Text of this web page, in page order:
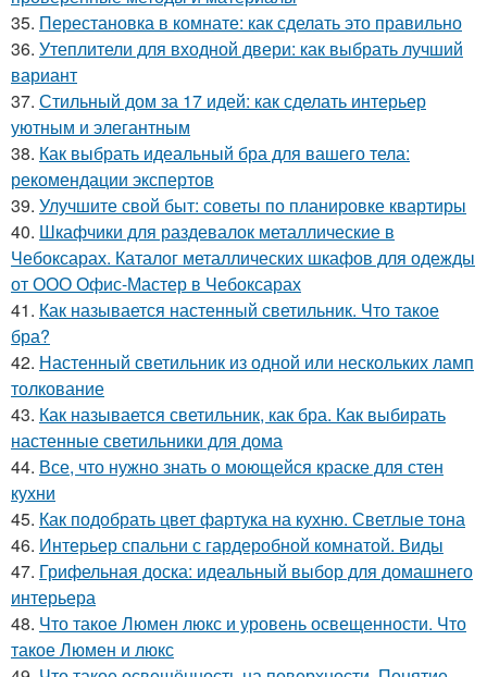
35. Перестановка в комнате: как сделать это правильно
36. Утеплители для входной двери: как выбрать лучший
вариант
37. Стильный дом за 17 идей: как сделать интерьер
уютным и элегантным
38. Как выбрать идеальный бра для вашего тела:
рекомендации экспертов
39. Улучшите свой быт: советы по планировке квартиры
40. Шкафчики для раздевалок металлические в
Чебоксарах. Каталог металлических шкафов для одежды
от ООО Офис-Мастер в Чебоксарах
41. Как называется настенный светильник. Что такое
бра?
42. Настенный светильник из одной или нескольких ламп
толкование
43. Как называется светильник, как бра. Как выбирать
настенные светильники для дома
44. Все, что нужно знать о моющейся краске для стен
кухни
45. Как подобрать цвет фартука на кухню. Светлые тона
46. Интерьер спальни с гардеробной комнатой. Виды
47. Грифельная доска: идеальный выбор для домашнего
интерьера
48. Что такое Люмен люкс и уровень освещенности. Что
такое Люмен и люкс